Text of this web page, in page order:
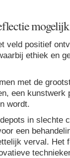
mogelijk
veld positief
ethiek en
met de
een kunstwerk
wordt.
in slechte
een
verval. Het